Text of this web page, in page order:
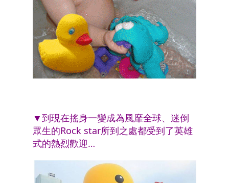
▼到現在搖身一變成為風靡全球、迷倒
眾生的Rock star所到之處都受到了英雄
式的熱烈歡迎…